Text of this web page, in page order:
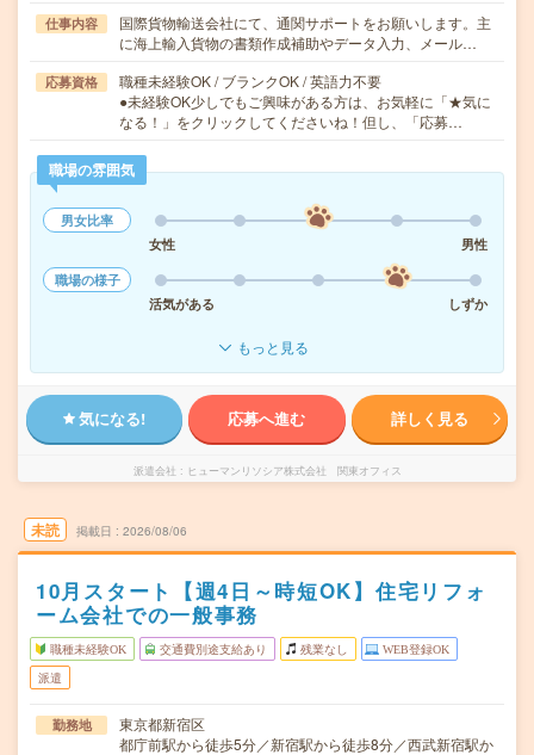
仕事内容
国際貨物輸送会社にて、通関サポートをお願いします。主
に海上輸入貨物の書類作成補助やデータ入力、メール…
応募資格
職種未経験OK / ブランクOK / 英語力不要
●未経験OK少しでもご興味がある方は、お気軽に「★気に
なる！」をクリックしてくださいね！但し、「応募…
職場の雰囲気
男女比率
女性
男性
職場の様子
活気がある
しずか
もっと見る
気になる! 応募へ進む 詳しく見る
派遣会社 ヒューマンリソシア株式会社 関東オフィス
未読 掲載日 2026/08/06
10月スタート【週4日～時短OK】住宅リフォ
ーム会社での一般事務
職種未経験OK 交通費別途支給あり 残業なし WEB登録OK
派遣
勤務地
東京都新宿区
都庁前駅から徒歩5分／新宿駅から徒歩8分／西武新宿駅か